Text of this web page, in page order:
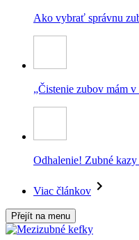
Ako vybrať správnu
„Čistenie zubov mám
Odhalenie! Zubné
Viac článkov
Přejít na menu